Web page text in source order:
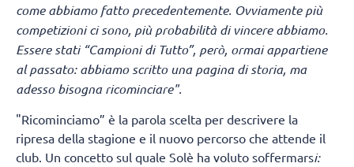
come abbiamo fatto precedentemente. Ovviamente più
competizioni ci sono, più probabilità di vincere abbiamo.
Essere stati “Campioni di Tutto”, però, ormai appartiene
al passato: abbiamo scritto una pagina di storia, ma
adesso bisogna ricominciare".
"Ricominciamo” è la parola scelta per descrivere la
ripresa della stagione e il nuovo percorso che attende il
club. Un concetto sul quale Solè ha voluto soffermarsi: